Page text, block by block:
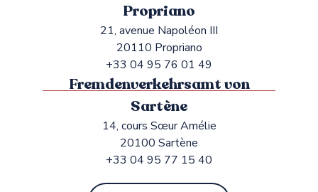
Propriano
21, avenue Napoléon III
20110 Propriano
+33 04 95 76 01 49
Fremdenverkehrsamt von
Sartène
14, cours Sœur Amélie
20100 Sartène
+33 04 95 77 15 40